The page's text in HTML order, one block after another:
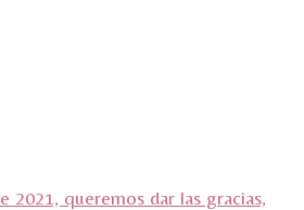
2021, queremos dar las gracias,